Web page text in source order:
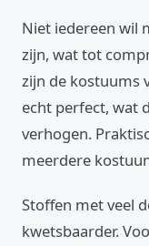
Niet iedereen wil
zijn, wat tot
zijn de kostuums
echt perfect, wat
verhogen.
meerdere
Stoffen met veel
kwetsbaarder.